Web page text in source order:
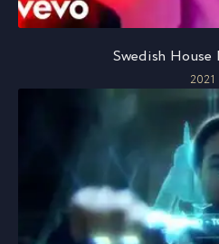
Swedish House
2021